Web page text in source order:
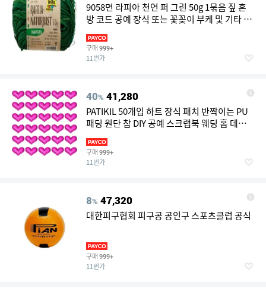
9058면 라피아 천연 퍼 그린 50g 1묶음 짚 혼
방 코드 공예 장식 또는 꽃꽂이 부케 및 기타 플
로리스트리
구매 999+
11번가
40% 41,280
PATIKIL 50개입 하트 장식 패치 반짝이는 PU
패딩 원단 참 DIY 공예 스크랩북 웨딩 홈 데코
용 로즈 레드
구매 999+
11번가
8% 47,320
대한피구협회 피구공 공인구 스포츠클럽 공식
구매 999+
11번가